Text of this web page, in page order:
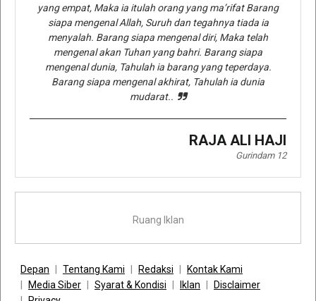
yang empat, Maka ia itulah orang yang ma’rifat Barang
siapa mengenal Allah, Suruh dan tegahnya tiada ia
menyalah. Barang siapa mengenal diri, Maka telah
mengenal akan Tuhan yang bahri. Barang siapa
mengenal dunia, Tahulah ia barang yang teperdaya.
Barang siapa mengenal akhirat, Tahulah ia dunia
mudarat..
RAJA ALI HAJI
Gurindam 12
Ruang Iklan
Depan Tentang Kami Redaksi
Kontak Kami
Media Siber
Syarat & Kondisi Iklan
Disclaimer